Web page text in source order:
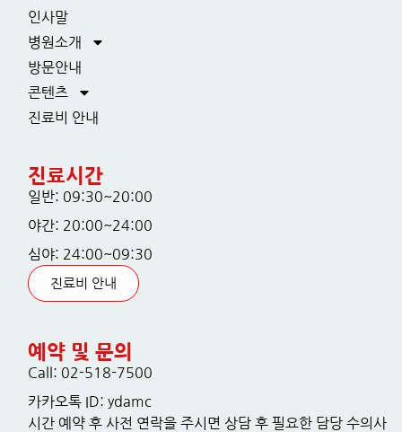
인사말
병원소개
방문안내
콘텐츠
진료비 안내
진료시간
일반: 09:30~20:00
야간: 20:00~24:00
심야: 24:00~09:30
진료비 안내
예약 및 문의
Call: 02-518-7500
카카오톡 ID: ydamc
시간 예약 후 사전 연락을 주시면 상담 후 필요한 담당 수의사